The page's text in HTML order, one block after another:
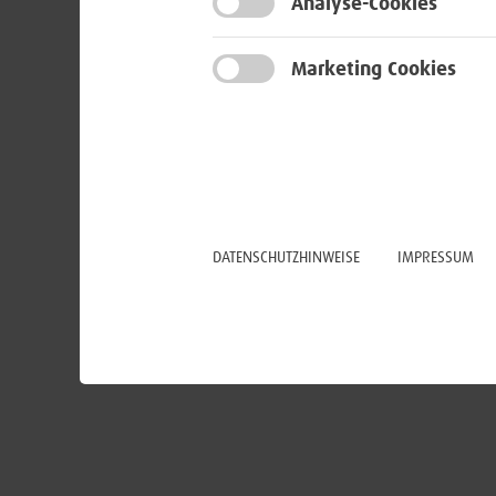
Marketing Cookies
DATENSCHUTZHINWEISE IMPRESSUM